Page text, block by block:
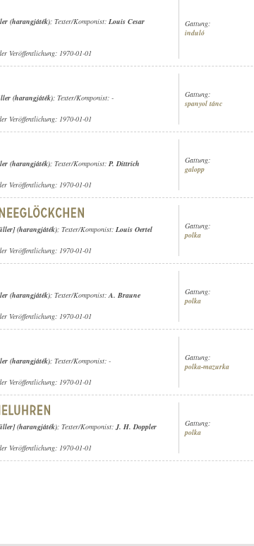
(harangjáték); Texter/Komponist: Louis Cesar
Veröffentlichung: 1970-01-01
Gattung:
induló
(harangjáték); Texter/Komponist: -
Veröffentlichung: 1970-01-01
Gattung:
spanyol tánc
(harangjáték); Texter/Komponist: P. Dittrich
Veröffentlichung: 1970-01-01
Gattung:
galopp
(harangjáték); Texter/Komponist: Louis Oertel
Veröffentlichung: 1970-01-01
Gattung:
polka
(harangjáték); Texter/Komponist:A. Braune
Veröffentlichung: 1970-01-01
Gattung:
polka
(harangjáték); Texter/Komponist: -
Veröffentlichung: 1970-01-01
Gattung:
polka-mazurka
(harangjáték); Texter/Komponist:J. H. Doppler
Veröffentlichung: 1970-01-01
Gattung:
polka